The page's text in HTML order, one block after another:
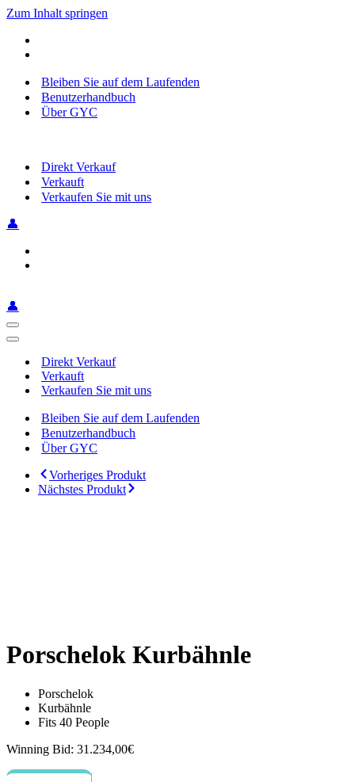
Zum Inhalt springen
Bleiben Sie auf dem Laufenden
Benutzerhandbuch
Über GYC
Direkt Verkauf
Verkauft
Verkaufen Sie mit uns
👤
👤
Navigationsmenü
Navigationsmenü
Direkt Verkauf
Verkauft
Verkaufen Sie mit uns
Bleiben Sie auf dem Laufenden
Benutzerhandbuch
Über GYC
Vorheriges Produkt
Nächstes Produkt
Porschelok Kurbähnle
Porschelok
Kurbähnle
Fits 40 People
Winning Bid: 31.234,00€